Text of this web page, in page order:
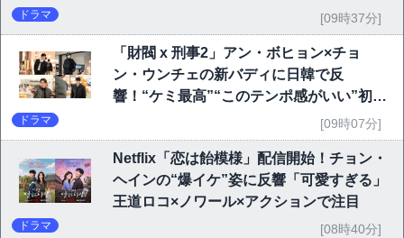
ドラマ [09時37分]
「財閥 x 刑事2」アン・ボヒョン×チョ
ン・ウンチェの新バディに日韓で反
響！“ケミ最高”“このテンポ感がいい”初回
ドラマ [09時07分]
Netflix「恋は飴模様」配信開始！チョン・
ヘインの“爆イケ”姿に反響「可愛すぎる」
王道ロコ×ノワール×アクションで注目
ドラマ [08時40分]